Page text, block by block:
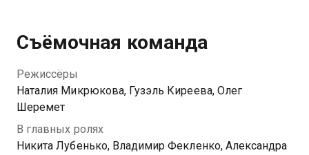
Съёмочная команда
Режиссёры
Наталия Микрюкова, Гузэль Киреева, Олег
Шеремет
В главных ролях
Никита Лубенько, Владимир Фекленко, Александра